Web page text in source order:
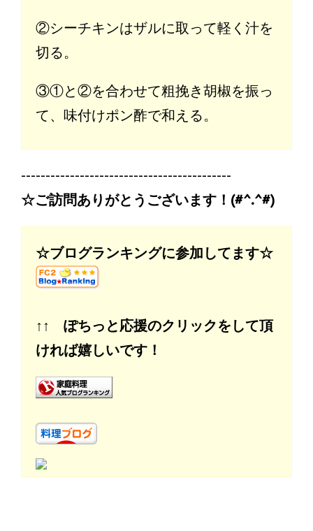
②シーチキンはザルに取って軽く汁を
切る。
③①と②を合わせて粗挽き胡椒を振っ
て、味付けポン酢で和える。
-------------------------------------------
☆ご訪問ありがとうございます！(#^.^#)
☆ブログランキングに参加してます☆
↑↑ ぽちっと応援のクリックをして頂
ければ嬉しいです！